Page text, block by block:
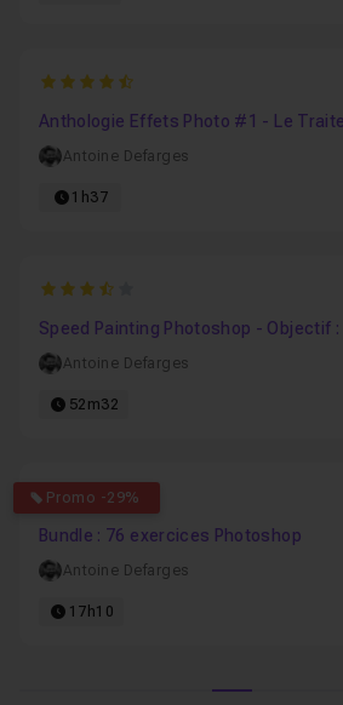
4.7142857142857
Anthologie Effets Photo #1 - Le
Antoine Defarges
1h37
3.5
Speed Painting Photoshop - Objectif
Antoine Defarges
52m32
Promo -29%
4.8888888888889
Bundle : 76 exercices Photoshop
Antoine Defarges
17h10